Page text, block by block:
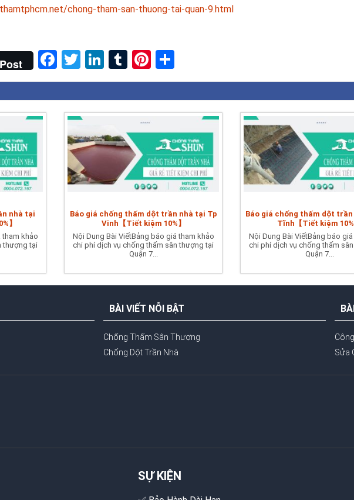
chong-tham-san-thuong-tai-quan-9.html
Post Facebook
Twitter
LinkedIn
TumblrPinterest
nhà tại
】
tham khảo
thượng tại
Báo giá chống thấm dột trần nhà tại Tp
Vinh【Tiết kiệm 10%】
Nội Dung Bài ViếtBảng báo giá tham khảo
chi phí dịch vụ chống thấm sân thượng tại
Quận 7...
Báo giá chống thấm dột
Tĩnh【Tiết kiệm
Nội Dung Bài ViếtBảng báo
chi phí dịch vụ chống thấm
Quận 7...
BÀI VIẾT NỖI BẬT
Chống Thấm Sân Thượng
Chống Dột Trần Nhà
Sửa
SỰ KIỆN